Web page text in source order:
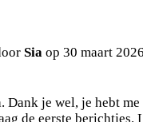
Sia op 30 maart 2026
Dank je wel, je hebt
de eerste berichtjes.